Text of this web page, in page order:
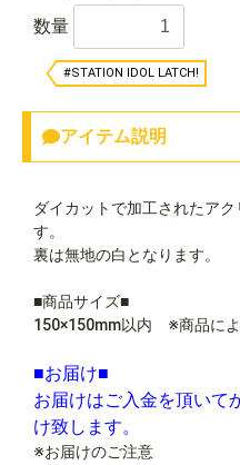
数量
#STATION IDOL LATCH!
アイテム説明
ダイカットで加工されたア
す。
裏は無地の白となります。
■商品サイズ■
150×150mm以内 ※商品に
■お届け■
お届けはご入金を頂いて
け致します。
※お届けのご注意